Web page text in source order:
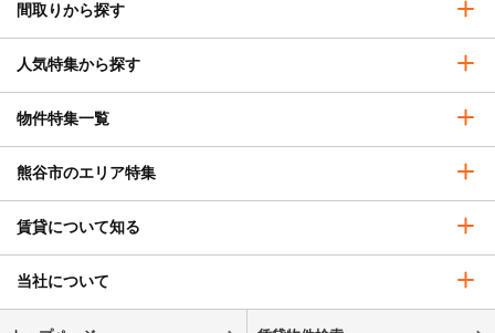
間取りから探す
人気特集から探す
物件特集一覧
熊谷市のエリア特集
賃貸について知る
当社について